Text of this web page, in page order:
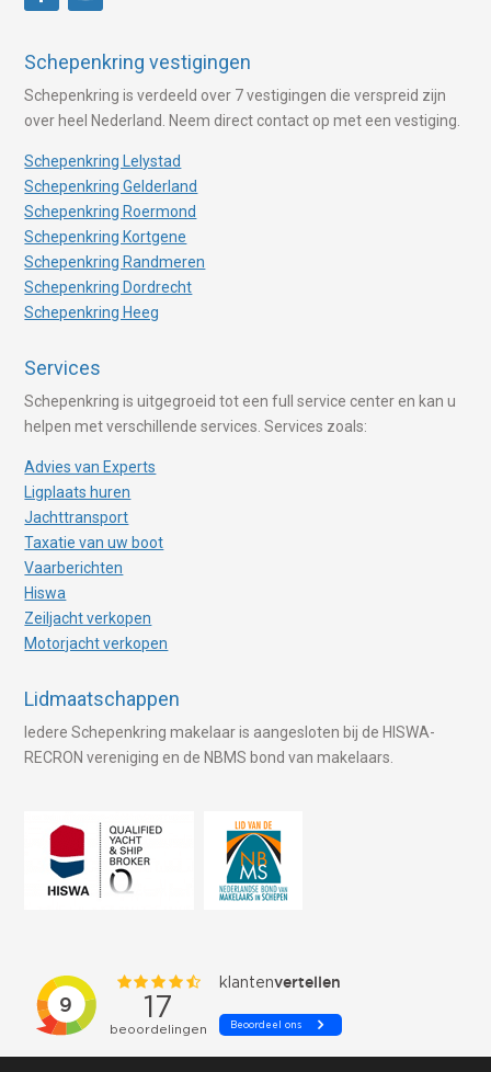
Schepenkring vestigingen
Schepenkring is verdeeld over 7 vestigingen die verspreid zijn
over heel Nederland. Neem direct contact op met een vestiging.
Schepenkring Lelystad
Schepenkring Gelderland
Schepenkring Roermond
Schepenkring Kortgene
Schepenkring Randmeren
Schepenkring Dordrecht
Schepenkring Heeg
Services
Schepenkring is uitgegroeid tot een full service center en kan u
helpen met verschillende services. Services zoals:
Advies van Experts
Ligplaats huren
Jachttransport
Taxatie van uw boot
Vaarberichten
Hiswa
Zeiljacht verkopen
Motorjacht verkopen
Lidmaatschappen
Iedere Schepenkring makelaar is aangesloten bij de HISWA-
RECRON vereniging en de NBMS bond van makelaars.